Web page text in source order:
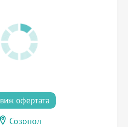
виж офертата
Созопол